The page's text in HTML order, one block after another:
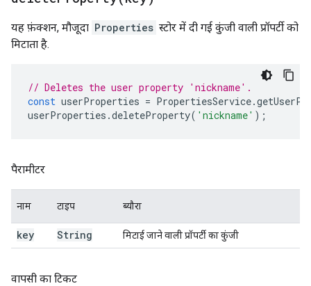
यह फ़ंक्शन, मौजूदा Properties स्टोर में दी गई कुंजी वाली प्रॉपर्टी को
मिटाता है.
// Deletes the user property 'nickname'.
const userProperties = PropertiesService.
userProperties .deleteProperty( 'nickname' );
पैरामीटर
नाम टाइप ब्यौरा
key String मिटाई जाने वाली प्रॉपर्टी का कुंजी
वापसी का टिकट